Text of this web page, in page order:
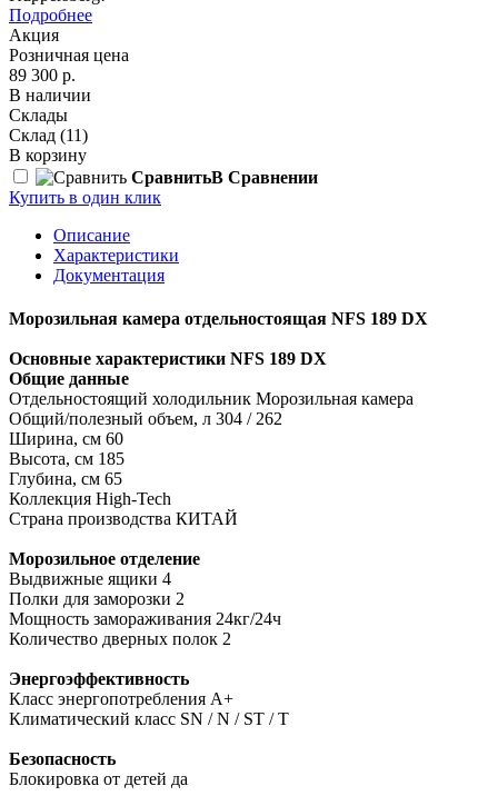
Подробнее
Акция
Розничная цена
89 300 р.
В наличии
Склады
Склад (11)
В корзину
СравнитьВ Сравнении
Купить в один клик
Описание
Характеристики
Документация
Морозильная камера отдельностоящая NFS 189 DX
Основные характеристики NFS 189 DX
Общие данные
Отдельностоящий холодильник Морозильная камера
Общий/полезный объем, л 304 / 262
Ширина, см 60
Высота, см 185
Глубина, см 65
Коллекция High-Tech
Страна производства КИТАЙ
Морозильное отделение
Выдвижные ящики 4
Полки для заморозки 2
Мощность замораживания 24кг/24ч
Количество дверных полок 2
Энергоэффективность
Класс энергопотребления A+
Климатический класс SN / N / ST / T
Безопасность
Блокировка от детей да